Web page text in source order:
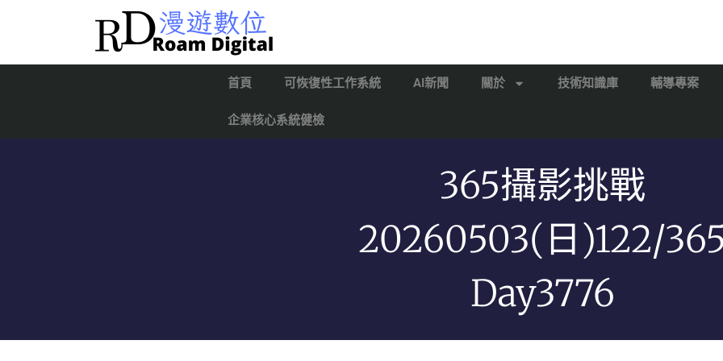
首頁 可恢復性工作系統 AI新聞 關於 技術知識庫 輔導專案
企業核心系統健檢
365攝影挑戰
20260503(日)122/
Day3776